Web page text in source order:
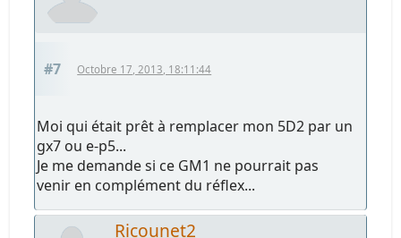
#7 Octobre 17, 2013, 18:11:44
Moi qui était prêt à remplacer mon 5D2 par un
gx7 ou e-p5...
Je me demande si ce GM1 ne pourrait pas
venir en complément du réflex...
Ricounet2